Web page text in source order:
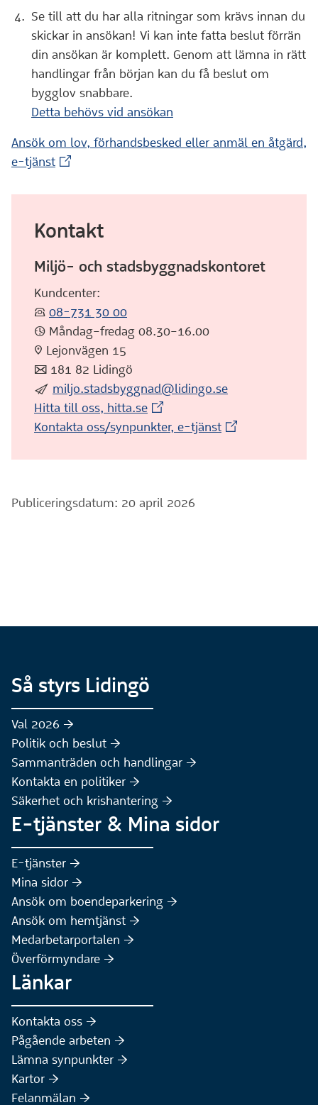
Se till att du har alla ritningar som krävs innan du
skickar in ansökan! Vi kan inte fatta beslut förrän
din ansökan är komplett. Genom att lämna in rätt
handlingar från början kan du få beslut om
bygglov snabbare.
Detta behövs vid ansökan
Ansök om lov, förhandsbesked eller anmäl en åtgärd,
e-tjänst(Extern webbplats)
Kontakt
Miljö- och stadsbyggnadskontoret
Kundcenter:
:telefon: 08-731 30 00
:klocka: Måndag–fredag 08.30–16.00
:pin: Lejonvägen 15
:post: 181 82 Lidingö
:skicka: miljo.stadsbyggnad@lidingo.se
Hitta till oss, hitta.se(Extern webbplats)
Kontakta oss/synpunkter, e-tjänst(Extern
Publiceringsdatum: 20 april 2026
Så styrs Lidingö
Val 2026 :höger:
Politik och beslut :höger:
Sammanträden och handlingar :höger:
Kontakta en politiker :höger:
Säkerhet och krishantering :höger:
E-tjänster & Mina sidor
E-tjänster :höger:
Mina sidor :höger:
Ansök om boendeparkering :höger:
Ansök om hemtjänst :höger:
Medarbetarportalen :höger:
Överförmyndare :höger:
Länkar
Kontakta oss :höger:
Pågående arbeten :höger:
Lämna synpunkter :höger:
Kartor :höger:
Felanmälan :höger: